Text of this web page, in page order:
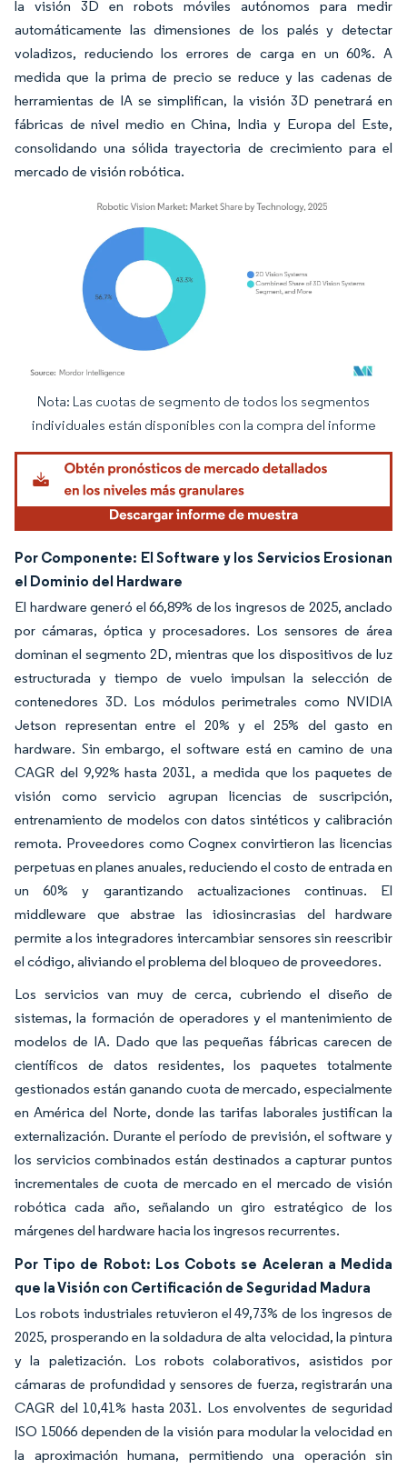
la visión 3D en robots móviles autónomos para medir
automáticamente las dimensiones de los palés y detectar
voladizos, reduciendo los errores de carga en un 60%. A
medida que la prima de precio se reduce y las cadenas de
herramientas de IA se simplifican, la visión 3D penetrará en
fábricas de nivel medio en China, India y Europa del Este,
consolidando una sólida trayectoria de crecimiento para el
mercado de visión robótica.
Imagen © Mordor Intelligence. El uso requiere atribución según CC BY 4.0.
Nota: Las cuotas de segmento de todos los segmentos
individuales están disponibles con la compra del informe
Por Componente: El Software y los Servicios Erosionan
el Dominio del Hardware
El hardware generó el 66,89% de los ingresos de 2025, anclado
por cámaras, óptica y procesadores. Los sensores de área
dominan el segmento 2D, mientras que los dispositivos de luz
estructurada y tiempo de vuelo impulsan la selección de
contenedores 3D. Los módulos perimetrales como NVIDIA
Jetson representan entre el 20% y el 25% del gasto en
hardware. Sin embargo, el software está en camino de una
CAGR del 9,92% hasta 2031, a medida que los paquetes de
visión como servicio agrupan licencias de suscripción,
entrenamiento de modelos con datos sintéticos y calibración
remota. Proveedores como Cognex convirtieron las licencias
perpetuas en planes anuales, reduciendo el costo de entrada en
un 60% y garantizando actualizaciones continuas. El
middleware que abstrae las idiosincrasias del hardware
permite a los integradores intercambiar sensores sin reescribir
el código, aliviando el problema del bloqueo de proveedores.
Los servicios van muy de cerca, cubriendo el diseño de
sistemas, la formación de operadores y el mantenimiento de
modelos de IA. Dado que las pequeñas fábricas carecen de
científicos de datos residentes, los paquetes totalmente
gestionados están ganando cuota de mercado, especialmente
en América del Norte, donde las tarifas laborales justifican la
externalización. Durante el período de previsión, el software y
los servicios combinados están destinados a capturar puntos
incrementales de cuota de mercado en el mercado de visión
robótica cada año, señalando un giro estratégico de los
márgenes del hardware hacia los ingresos recurrentes.
Por Tipo de Robot: Los Cobots se Aceleran a Medida
que la Visión con Certificación de Seguridad Madura
Los robots industriales retuvieron el 49,73% de los ingresos de
2025, prosperando en la soldadura de alta velocidad, la pintura
y la paletización. Los robots colaborativos, asistidos por
cámaras de profundidad y sensores de fuerza, registrarán una
CAGR del 10,41% hasta 2031. Los envolventes de seguridad
ISO 15066 dependen de la visión para modular la velocidad en
la aproximación humana, permitiendo una operación sin